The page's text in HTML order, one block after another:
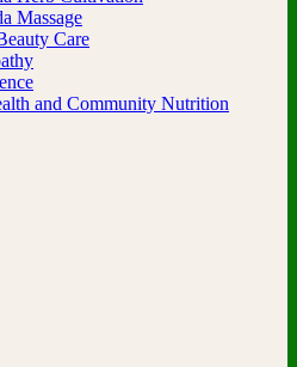
Massage
Care
and Community Nutrition